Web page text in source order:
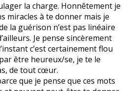
la charge. Honnêtement je
miracles à te donner mais je
la guérison n’est pas linéaire
Je pense sincèrement
c’est certainement flou
être heureux/se, je te le
de tout cœur.
que je pense que ces mots